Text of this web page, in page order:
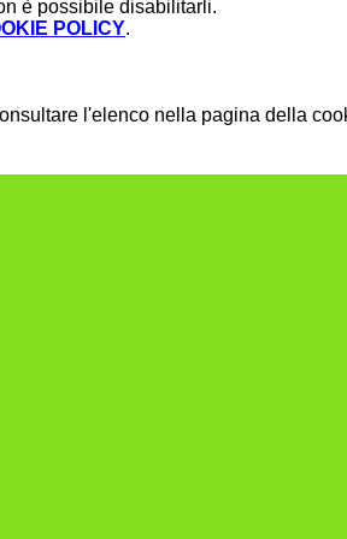
è possibile disabilitarli.
POLICY.
l'elenco nella pagina della